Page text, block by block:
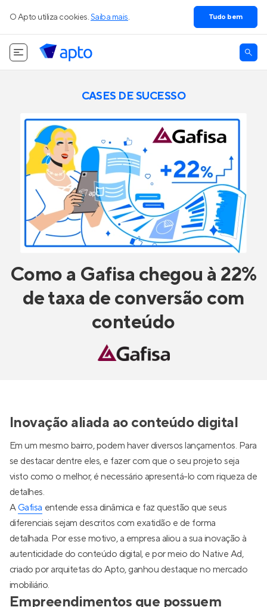
O Apto utiliza cookies. Saiba mais. Tudo bem
CASES DE SUCESSO
Como a Gafisa chegou à 22%
de taxa de conversão com
conteúdo
Inovação aliada ao conteúdo digital
Em um mesmo bairro, podem haver diversos lançamentos. Para
se destacar dentre eles, e fazer com que o seu projeto seja
visto como o melhor, é necessário apresentá-lo com riqueza de
detalhes.
AGafisa entende essa dinâmica e faz questão que seus
diferenciais sejam descritos com exatidão e de forma
detalhada. Por esse motivo, a empresa aliou a sua inovação à
autenticidade do conteúdo digital, e por meio do Native Ad,
criado por arquitetas do Apto, ganhou destaque no mercado
imobiliário.
Empreendimentos que possuem